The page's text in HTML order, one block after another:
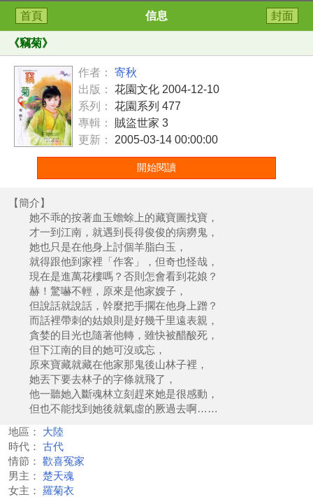
首頁 信息 封面
《竊菊》
作者：
寄秋
出版：
花園文化 2004-12-10
系列：
花園系列 477
專輯：
賊盜世家 3
更新：
2005-03-14 00:00:00
開始閱讀
【簡介】
她不乖的按著血玉蟾蜍上的藏寶圖找寶，
才一到江南，就遇到長得俊俊的病癆鬼，
她也只是在他身上討個羊脂白玉，
就得跟他到家裡「作客」，但奇也怪哉，
現在是進萬花樓嗎？否則怎會看到花娘？
赫！驚嚇不輕，原來是他家嫂子，
但說話就說話，幹麼把手擱在他身上蹭？
而話裡帶刺的姑娘則是好幾千里遠表親，
貪婪的目光也隨著他轉，雖快被醋酸死，
但下江南的目的她可沒或忘，
原來寶藏就藏在他家那鬼後山林子裡，
她丟下要去林子的字條就飛了，
他一聽她入斷魂林立刻趕來她是很感動，
但也不能找到她後就氣虛的厥過去啊……
地區：
大陸
時代：
古代
情節：
歡喜冤家
男主：
楚天魂
女主：
羅菊衣